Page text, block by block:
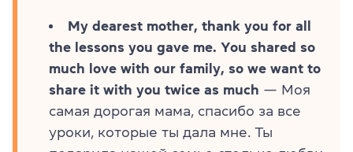
My dearest mother, thank you for all
the lessons you gave me. You shared so
much love with our family, so we want to
share it with you twice as much — Моя
самая дорогая мама, спасибо за все
уроки, которые ты дала мне. Ты